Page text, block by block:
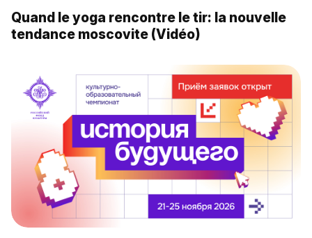
Quand le yoga rencontre le tir: la nouvelle
tendance moscovite (Vidéo)